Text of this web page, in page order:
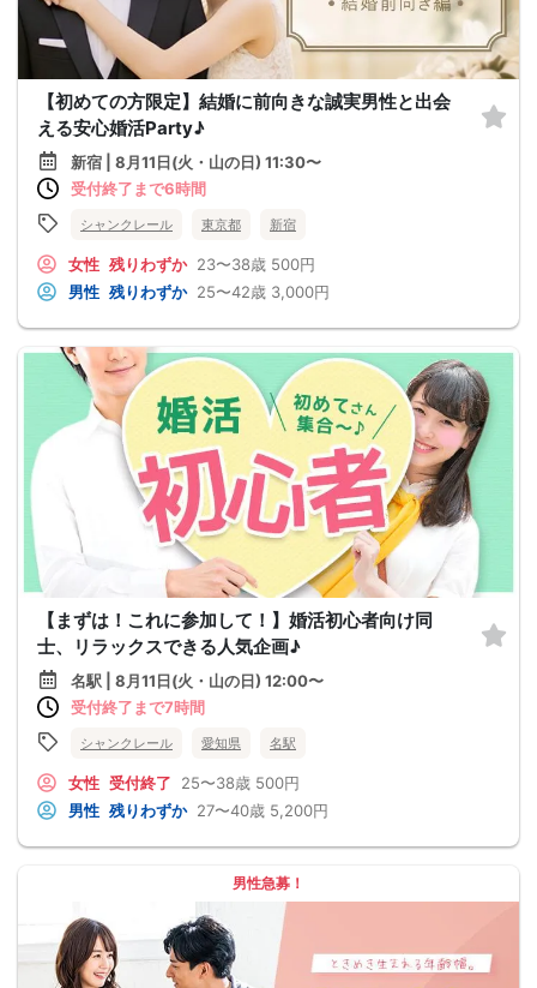
【初めての方限定】結婚に前向きな誠実男性と出会
える安心婚活Party♪
新宿 | 8月11日(火・山の日) 11:30〜
受付終了まで6時間
シャンクレール 東京都 新宿
女性 残りわずか 23〜38歳 500円
男性 残りわずか 25〜42歳 3,000円
【まずは！これに参加して！】婚活初心者向け同
士、リラックスできる人気企画♪
名駅 | 8月11日(火・山の日) 12:00〜
受付終了まで7時間
シャンクレール 愛知県 名駅
女性 受付終了 25〜38歳 500円
男性 残りわずか 27〜40歳 5,200円
男性急募！